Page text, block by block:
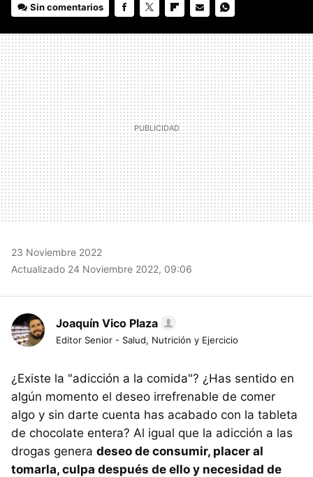
Sin comentarios
MAIL
23 Noviembre 2022
Actualizado 24 Noviembre 2022, 09:06
Joaquín Vico Plaza
Editor Senior - Salud, Nutrición y Ejercicio
¿Existe la "adicción a la comida"? ¿Has sentido en
algún momento el deseo irrefrenable de comer
algo y sin darte cuenta has acabado con la tableta
de chocolate entera? Al igual que la adicción a las
drogas genera deseo de consumir, placer al
tomarla, culpa después de ello y necesidad de